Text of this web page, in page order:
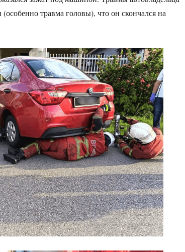
(особенно травма головы), что он скончался на